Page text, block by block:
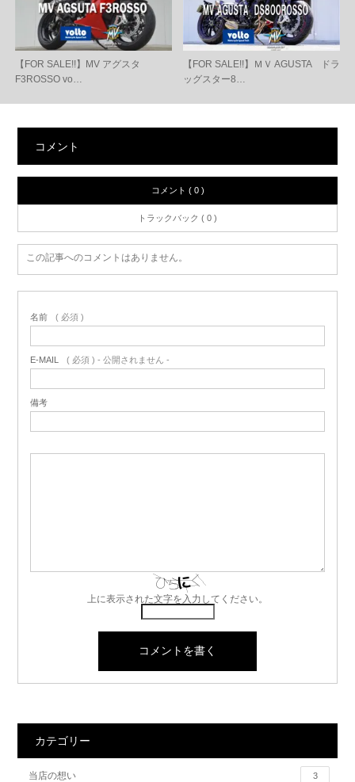
【FOR SALE!!】MV アグスタ
F3ROSSO vo…
【FOR SALE!!】ＭＶ AGUSTA ドラ
ッグスター8…
コメント
コメント ( 0 )
トラックバック ( 0 )
この記事へのコメントはありません。
名前 ( 必須 )
E-MAIL ( 必須 ) - 公開されません -
備考
上に表示された文字を入力してください。
カテゴリー
当店の想い 3